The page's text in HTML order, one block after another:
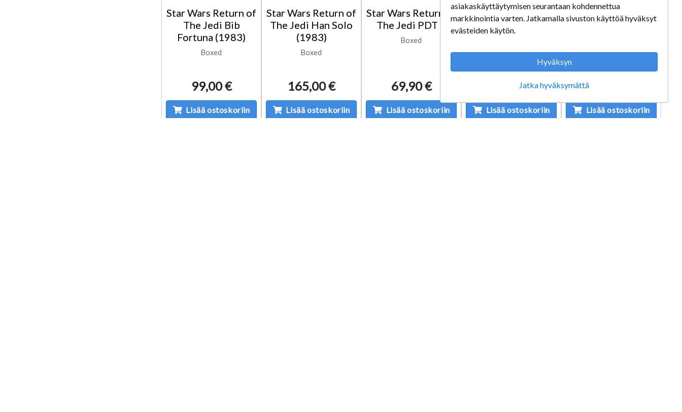
Star Wars Return of
The Jedi Bib
Fortuna (1983)
Boxed
99,00 €
Lisää ostoskoriin
Star Wars Return of
The Jedi Han Solo
(1983)
Boxed
165,00 €
Lisää ostoskoriin
Star Wars Return of
The Jedi PDT 8
Boxed
69,90 €
Lisää ostoskoriin
Star Wars The
Empire Strikes Back
MTV-7
Boxed
59,90 €
Lisää ostoskoriin
Star Wars Titanium
Series Die Cast
Lisää ostoskoriin
asiakaskäyttäytymisen seurantaan kohdennettua
markkinointia varten. Jatkamalla sivuston käyttöä hyväksyt
evästeiden käytön.
Hyväksyn
Jatka hyväksymättä